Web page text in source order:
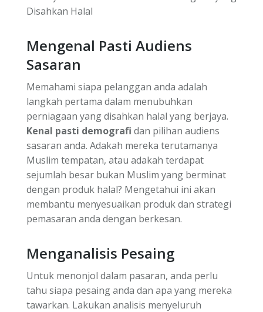
Mengenal Pasti Audiens
Sasaran
Memahami siapa pelanggan anda adalah
langkah pertama dalam menubuhkan
perniagaan yang disahkan halal yang berjaya.
Kenal pasti demografi dan pilihan audiens
sasaran anda. Adakah mereka terutamanya
Muslim tempatan, atau adakah terdapat
sejumlah besar bukan Muslim yang berminat
dengan produk halal? Mengetahui ini akan
membantu menyesuaikan produk dan strategi
pemasaran anda dengan berkesan.
Menganalisis Pesaing
Untuk menonjol dalam pasaran, anda perlu
tahu siapa pesaing anda dan apa yang mereka
tawarkan. Lakukan analisis menyeluruh